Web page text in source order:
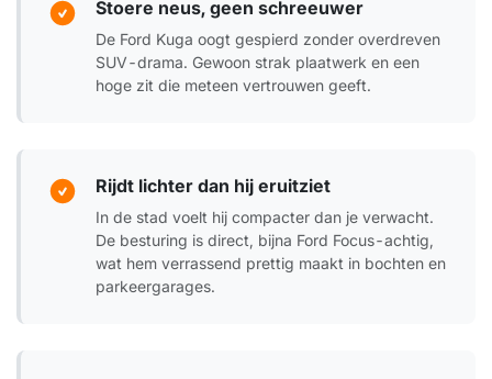
Stoere neus, geen schreeuwer
De Ford Kuga oogt gespierd zonder overdreven
SUV-drama. Gewoon strak plaatwerk en een
hoge zit die meteen vertrouwen geeft.
Rijdt lichter dan hij eruitziet
In de stad voelt hij compacter dan je verwacht.
De besturing is direct, bijna Ford Focus-achtig,
wat hem verrassend prettig maakt in bochten en
parkeergarages.